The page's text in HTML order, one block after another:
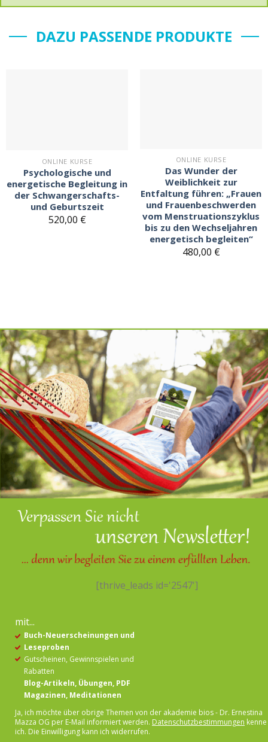
DAZU PASSENDE PRODUKTE
ONLINE KURSE
Psychologische und
energetische Begleitung in
der Schwangerschafts-
und Geburtszeit
520,00 €
ONLINE KURSE
Das Wunder der
Weiblichkeit zur
Entfaltung führen: „Frauen
und Frauenbeschwerden
vom Menstruationszyklus
bis zu den Wechseljahren
energetisch begleiten“
480,00 €
[thrive_leads id='2547']
mit...
Buch-Neuerscheinungen und
Leseproben
Gutscheinen, Gewinnspielen und
Rabatten
Blog-Artikeln, Übungen, PDF
Magazinen, Meditationen
Ja, ich möchte über obrige Themen von der akademie bios - Dr. Ernestina
Mazza OG per E-Mail informiert werden. Datenschutzbestimmungen kenne
ich. Die Einwilligung kann ich widerrufen.